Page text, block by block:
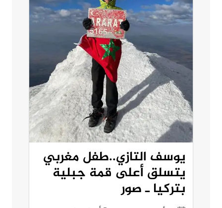
يوسف التازي..طفل مغربي
يتسلق أعلى قمة جبلية
بتركيا ـ صور